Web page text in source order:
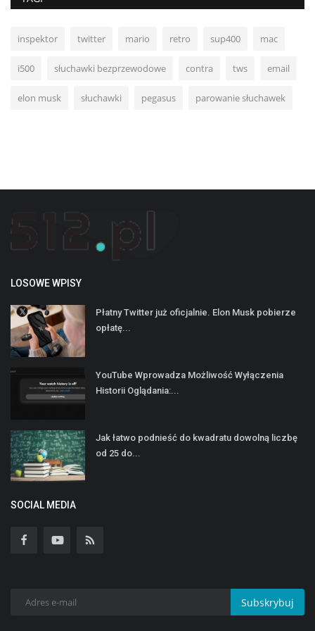
inspektor twitter mario retro sup400 mac
i500 słuchawki bezprzewodowe contra tws email
elon musk słuchawki pegasus parowanie słuchawek
LOSOWE WPISY
Płatny Twitter już oficjalnie. Elon Musk pobierze
opłatę...
YouTube Wprowadza Możliwość Wyłączenia
Historii Oglądania:...
Jak łatwo podnieść do kwadratu dowolną liczbę
od 25 do...
SOCIAL MEDIA
Subskrybuj